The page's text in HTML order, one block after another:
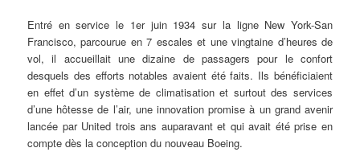
Entré en service le 1er juin 1934 sur la ligne New York-San
Francisco, parcourue en 7 escales et une vingtaine d’heures de
vol, il accueillait une dizaine de passagers pour le confort
desquels des efforts notables avaient été faits. Ils bénéficiaient
en effet d’un système de climatisation et surtout des services
d’une hôtesse de l’air, une innovation promise à un grand avenir
lancée par United trois ans auparavant et qui avait été prise en
compte dès la conception du nouveau Boeing.